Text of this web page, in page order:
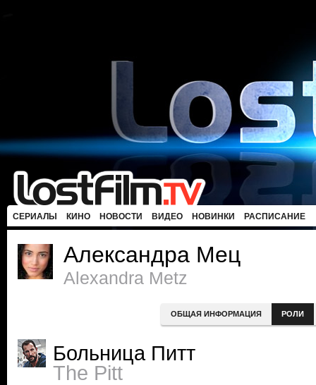
СЕРИАЛЫ КИНО НОВОСТИ ВИДЕО НОВИНКИ РАСПИСАНИЕ
Александра Мец
Alexandra Metz
ОБЩАЯ ИНФОРМАЦИЯ РОЛИ
Больница Питт
The Pitt